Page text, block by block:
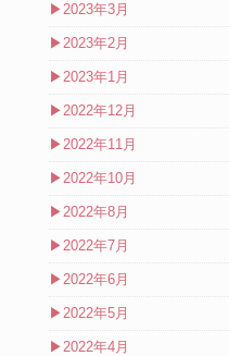
▶2023年3月
▶2023年2月
▶2023年1月
▶2022年12月
▶2022年11月
▶2022年10月
▶2022年8月
▶2022年7月
▶2022年6月
▶2022年5月
▶2022年4月